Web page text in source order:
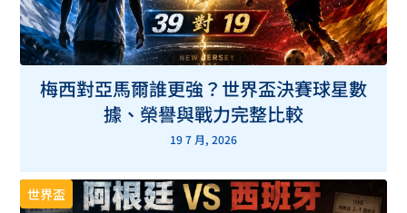
梅西對亞馬爾誰更強？世界盃決賽球星數
據、榮譽與戰力完整比較
19 7 月, 2026
世界盃